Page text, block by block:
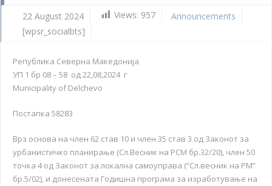
22 August 2024 Views: 957
Announcements
[wpsr_socialbts]
Република Северна Македонија
УП 1 бр 08 – 58 од 22,08,2024 г
Municipality of Delchevo
Постапка 58283
Врз основа на член 62 став 10 и член 35 став 3 од Законот за
урбанистичко планирање (Сл.Весник на РСМ бр.32/20), член 50
точка 4 од Законот за локална самоуправа (“Сл.весник на РМ”
бр.5/02), и донесената Годишна програма за изработување на